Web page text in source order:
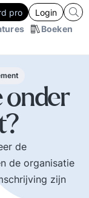
Boeken
pro Login
onder
de
de organisatie
zijn